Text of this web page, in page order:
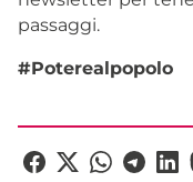
passaggi.
#Poterealpopolo